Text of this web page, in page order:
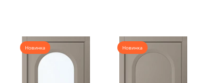
Новинка Новинка